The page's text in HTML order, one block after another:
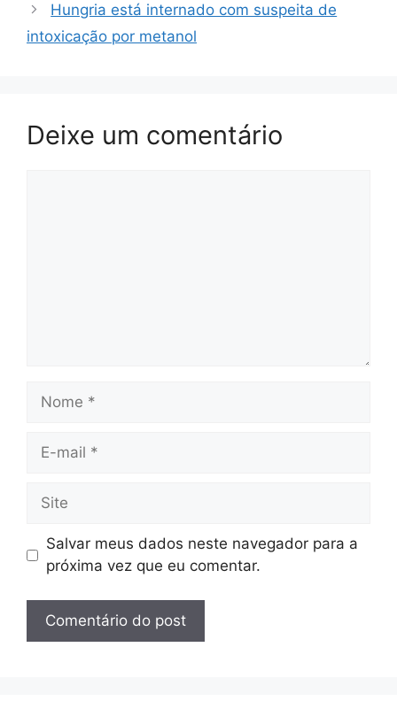
Hungria está internado com suspeita de
intoxicação por metanol
Deixe um comentário
Nome
Site
Salvar meus dados neste navegador para a
próxima vez que eu comentar.